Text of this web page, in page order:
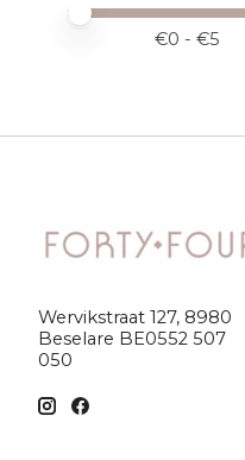
Minimale
Price maximum
€0 - €5
Wervikstraat 127, 8980
Beselare BE0552 507
050